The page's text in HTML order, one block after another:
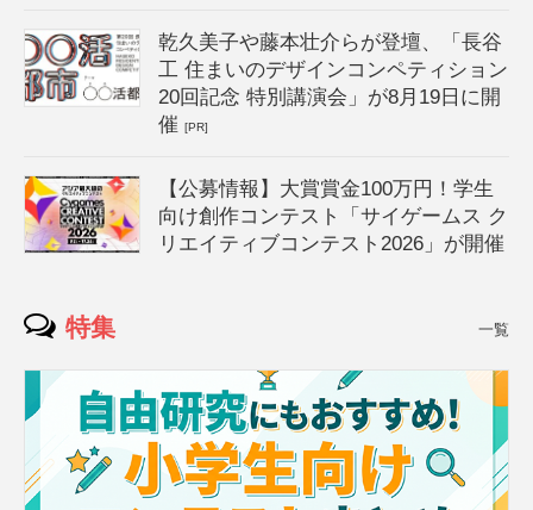
乾久美子や藤本壮介らが登壇、「長谷
工 住まいのデザインコンペティション
20回記念 特別講演会」が8月19日に開
催[PR]
【公募情報】大賞賞金100万円！学生
向け創作コンテスト「サイゲームス ク
リエイティブコンテスト2026」が開催
特集 一覧